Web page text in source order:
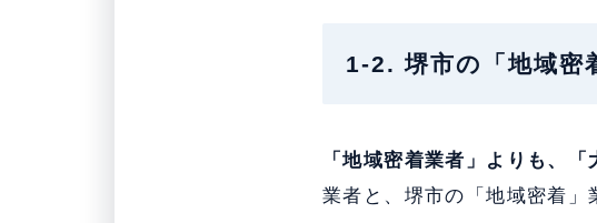
1-2. 堺市の「地域密
「地域密着業者」よりも、
業者と、堺市の「地域密着」